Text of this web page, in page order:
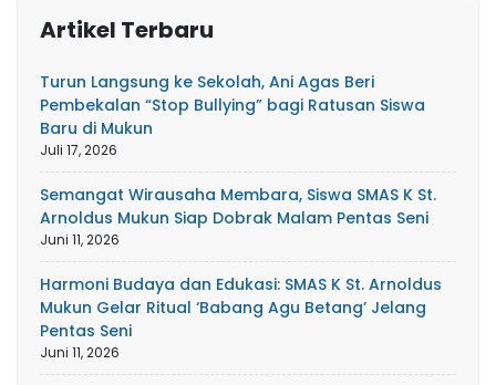
Artikel Terbaru
Turun Langsung ke Sekolah, Ani Agas Beri
Pembekalan “Stop Bullying” bagi Ratusan Siswa
Baru di Mukun
Juli 17, 2026
Semangat Wirausaha Membara, Siswa SMAS K St.
Arnoldus Mukun Siap Dobrak Malam Pentas Seni
Juni 11, 2026
Harmoni Budaya dan Edukasi: SMAS K St. Arnoldus
Mukun Gelar Ritual ‘Babang Agu Betang’ Jelang
Pentas Seni
Juni 11, 2026